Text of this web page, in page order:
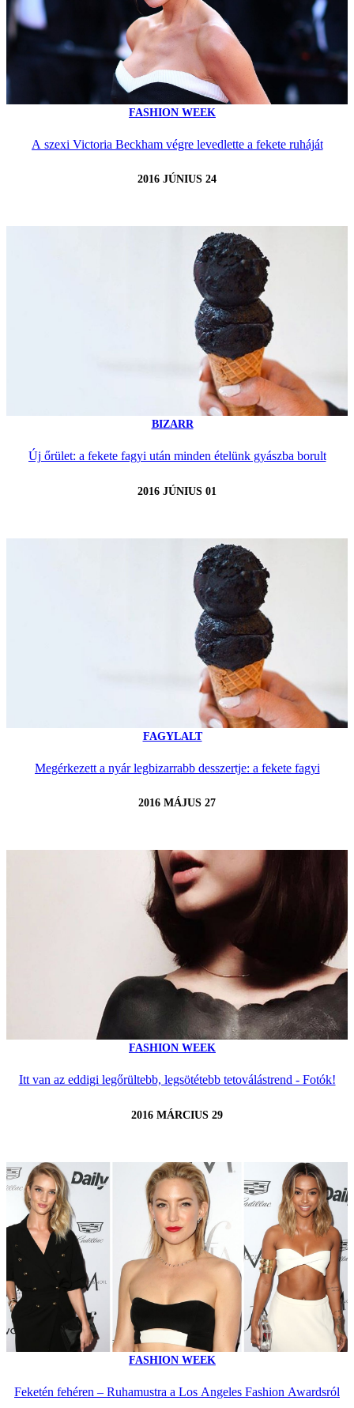
FASHION WEEK
A szexi Victoria Beckham végre levedlette a fekete ruháját
2016 JÚNIUS 24
BIZARR
Új őrület: a fekete fagyi után minden ételünk gyászba borult
2016 JÚNIUS 01
FAGYLALT
Megérkezett a nyár legbizarrabb desszertje: a fekete fagyi
2016 MÁJUS 27
FASHION WEEK
Itt van az eddigi legőrültebb, legsötétebb tetoválástrend - Fotók!
2016 MÁRCIUS 29
FASHION WEEK
Feketén fehéren – Ruhamustra a Los Angeles Fashion Awardsról